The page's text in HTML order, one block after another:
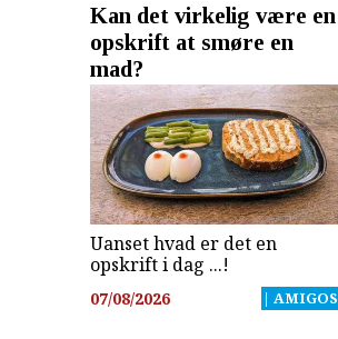
Kan det virkelig være en
opskrift at smøre en
mad?
Uanset hvad er det en
opskrift i dag ...!
07/08/2026 | AMIGOS